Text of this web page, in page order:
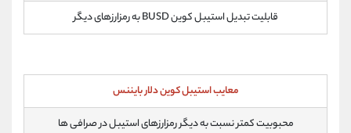
قابلیت تبدیل استیبل کوین BUSD به رمزارزهای دیگر
معایب استیبل کوین دلار بایننس
محبوبیت کمتر نسبت به دیگر رمزارزهای استیبل در صرافی ها